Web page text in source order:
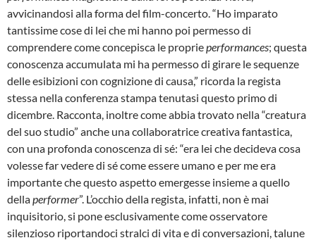
avvicinandosi alla forma del film-concerto. “Ho imparato
tantissime cose di lei che mi hanno poi permesso di
comprendere come concepisca le proprieperformances; questa
conoscenza accumulata mi ha permesso di girare le sequenze
delle esibizioni con cognizione di causa,” ricorda la regista
stessa nella conferenza stampa tenutasi questo primo di
dicembre. Racconta, inoltre come abbia trovato nella “creatura
del suo studio” anche una collaboratrice creativa fantastica,
con una profonda conoscenza di sé: “era lei che decideva cosa
volesse far vedere di sé come essere umano e per me era
importante che questo aspetto emergesse insieme a quello
dellaperformer”. L’occhio della regista, infatti, non è mai
inquisitorio, si pone esclusivamente come osservatore
silenzioso riportandoci stralci di vita e di conversazioni, talune